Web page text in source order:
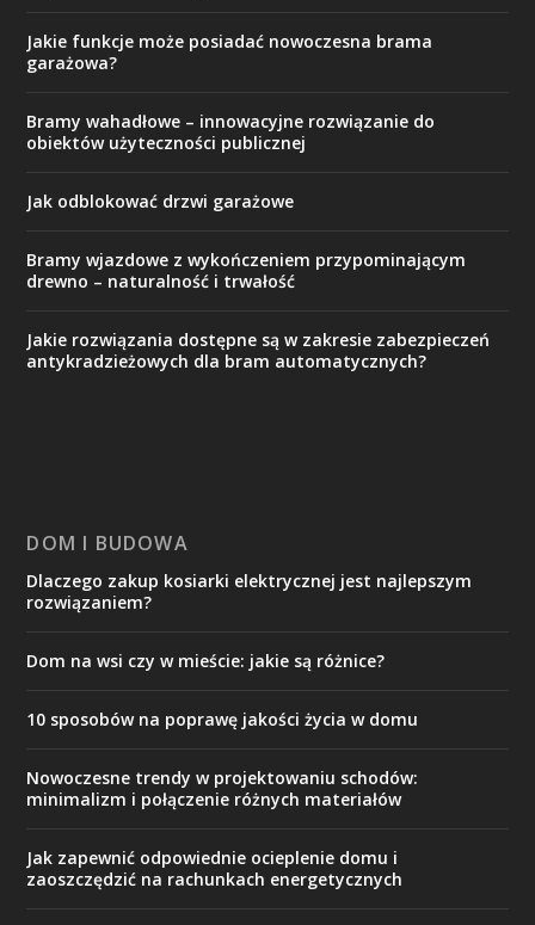
Jakie funkcje może posiadać nowoczesna brama
garażowa?
Bramy wahadłowe – innowacyjne rozwiązanie do
obiektów użyteczności publicznej
Jak odblokować drzwi garażowe
Bramy wjazdowe z wykończeniem przypominającym
drewno – naturalność i trwałość
Jakie rozwiązania dostępne są w zakresie zabezpieczeń
antykradzieżowych dla bram automatycznych?
DOM I BUDOWA
Dlaczego zakup kosiarki elektrycznej jest najlepszym
rozwiązaniem?
Dom na wsi czy w mieście: jakie są różnice?
10 sposobów na poprawę jakości życia w domu
Nowoczesne trendy w projektowaniu schodów:
minimalizm i połączenie różnych materiałów
Jak zapewnić odpowiednie ocieplenie domu i
zaoszczędzić na rachunkach energetycznych